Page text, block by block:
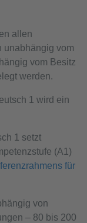
allen
unabhängig vom
vom Besitz
werden.
1 wird ein
1 setzt
(A1)
für
von
– 80 bis 200